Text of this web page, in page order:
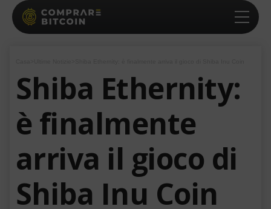
Shiba Ethernity:
è finalmente
arriva il gioco di
Shiba Inu Coin